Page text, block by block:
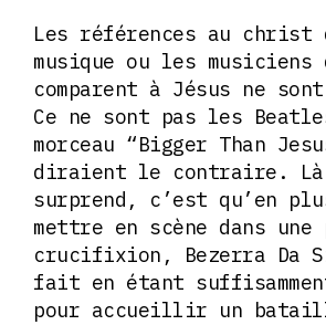
Les références au christ
musique ou les musiciens
comparent à Jésus ne
Ce ne sont pas les
morceau “Bigger Than
diraient le contraire. Là
surprend, c’est qu’en
mettre en scène dans une
crucifixion, Bezerra Da
fait en étant
pour accueillir un